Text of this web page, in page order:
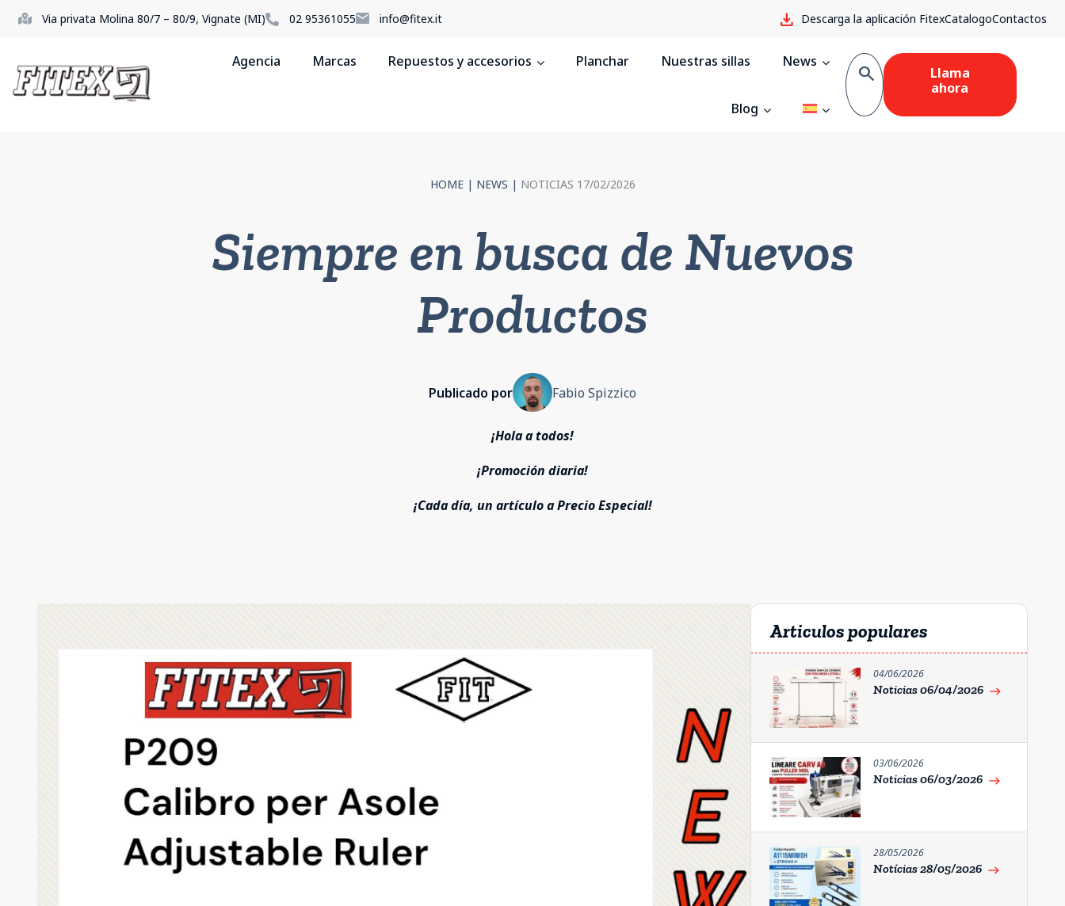
Via privata Molina 80/7 – 80/9, Vignate (MI) 02 95361055 info@fitex.it download Descarga la aplicación FitexCatalogoContactos
Agencia Marcas Repuestos y accesorios Planchar Nuestras sillas News
Blog
search
Llama
ahora
HOME| NEWS | NOTICIAS 17/02/2026
Siempre en busca de Nuevos
Productos
Publicado por Fabio Spizzico
¡Hola a todos!
¡Promoción diaria!
¡Cada día, un artículo a Precio Especial!
Articulos populares
04/06/2026
Noticias 06/04/2026 east
03/06/2026
Noticias 06/03/2026 east
28/05/2026
Notícias 28/05/2026 east